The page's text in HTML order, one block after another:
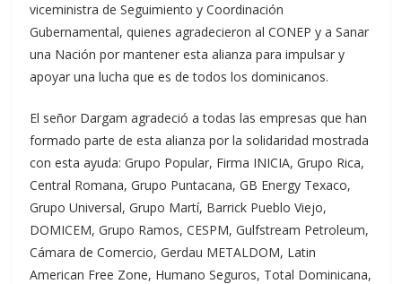
viceministra de Seguimiento y Coordinación
Gubernamental, quienes agradecieron al CONEP y a Sanar
una Nación por mantener esta alianza para impulsar y
apoyar una lucha que es de todos los dominicanos.
El señor Dargam agradeció a todas las empresas que han
formado parte de esta alianza por la solidaridad mostrada
con esta ayuda: Grupo Popular, Firma INICIA, Grupo Rica,
Central Romana, Grupo Puntacana, GB Energy Texaco,
Grupo Universal, Grupo Martí, Barrick Pueblo Viejo,
DOMICEM, Grupo Ramos, CESPM, Gulfstream Petroleum,
Cámara de Comercio, Gerdau METALDOM, Latin
American Free Zone, Humano Seguros, Total Dominicana,